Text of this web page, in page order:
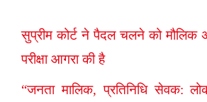
सुप्रीम कोर्ट ने पैदल चलने को मौलिक
परीक्षा आगरा की है
“जनता मालिक, प्रतिनिधि सेवक: